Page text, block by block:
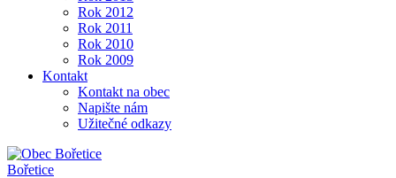
Rok 2012
Rok 2011
Rok 2010
Rok 2009
Kontakt
Kontakt na obec
Napište nám
Užitečné odkazy
Bořetice